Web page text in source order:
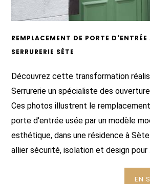
REMPLACEMENT DE PORTE D'ENTRÉE
SERRURERIE SÈTE
Découvrez cette transformation
Serrurerie un spécialiste des
Ces photos illustrent le
porte d'entrée usée par un modèle
esthétique, dans une résidence à
allier sécurité, isolation et design pour
EN